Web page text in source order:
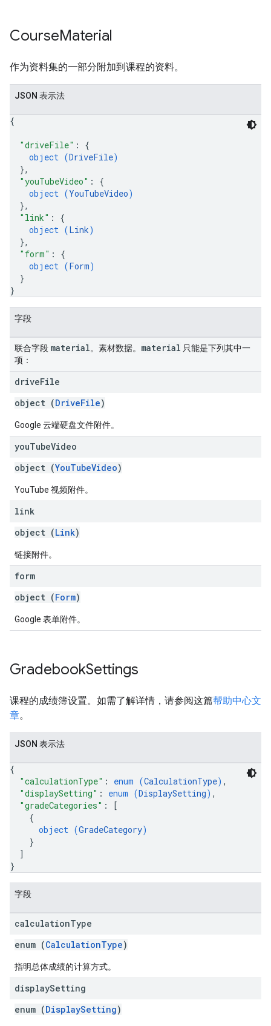
CourseMaterial
作为资料集的一部分附加到课程的资料。
JSON 表示法
{
"driveFile" : {
object (DriveFile)
},
"youTubeVideo" : {
object (YouTubeVideo)
},
"link" : {
object (Link)
},
"form" : {
object (Form)
}
}
字段
联合字段 material。素材数据。 material 只能是下列其中一
项：
driveFile
object (DriveFile)
Google 云端硬盘文件附件。
youTubeVideo
object (YouTubeVideo)
YouTube 视频附件。
link
object (Link)
链接附件。
form
object (Form)
Google 表单附件。
GradebookSettings
课程的成绩簿设置。如需了解详情，请参阅这篇帮助中心文
章。
JSON 表示法
{
"calculationType" : enum (CalculationType) ,
"displaySetting" : enum (DisplaySetting) ,
"gradeCategories" :
[
{
object (GradeCategory)
}
]
}
字段
calculationType
enum (CalculationType)
指明总体成绩的计算方式。
displaySetting
enum (DisplaySetting)